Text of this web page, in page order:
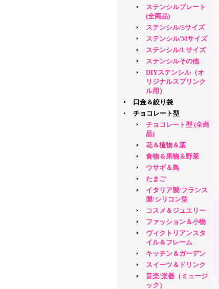
ステンシルプレート
(全商品)
ステンシル/Sサイズ
ステンシル/Mサイズ
ステンシル/Lサイズ
ステンシルその他
DIYステンシル（オ
リジナルスプリンク
ル用）
口金＆絞り袋
チョコレート型
チョコレート型 (全商
品)
花＆植物＆葉
食物＆果物＆野菜
ウサギ＆鳥
たまご
イタリア製/フランス
製/シリコン型
コスメ＆ジュエリー
ファッション＆小物
ヴィクトリアンスタ
イル＆フレーム
キッチン＆ガーデン
スイーツ＆ドリンク
音楽/楽器（ミュージ
ック）